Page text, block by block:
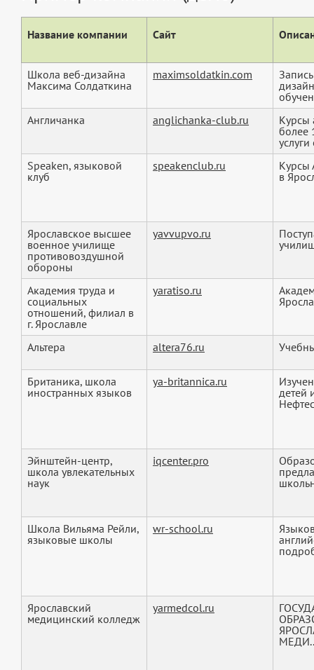
Название компании Сайт
Школа веб-дизайна
Максима Солдаткина
maximsoldatkin.com
Англичанка
anglichanka-club.ru
Курсы
более
Speaken, языковой
клуб
speakenclub.ru
Курсы
в
Ярославское высшее
военное училище
противовоздушной
обороны
yavvupvo.ru
Академия труда и
социальных
отношений, филиал в
г. Ярославле
yaratiso.ru
Альтера altera76.ru
Британика, школа
иностранных языков
ya-britannica.ru
детей
Эйнштейн-центр,
школа увлекательных
наук
iqcenter.pro
Школа Вильяма Рейли,
языковые школы
wr-school.ru
Ярославский
медицинский колледж
yarmedcol.ru